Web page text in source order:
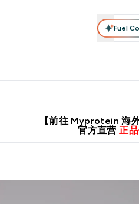
Fuel
【前往 Myprotein 海
官方直营 正